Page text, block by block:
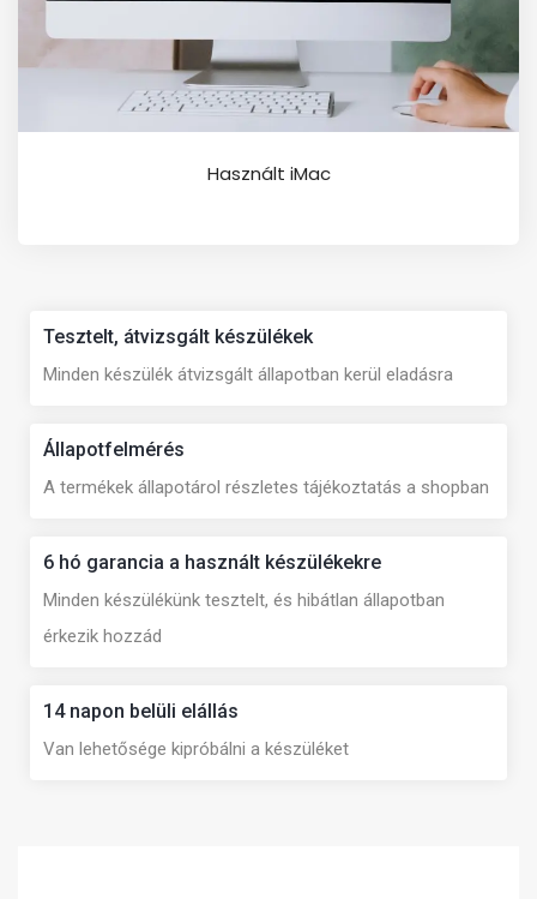
Használt iMac
Tesztelt, átvizsgált készülékek
Minden készülék átvizsgált állapotban kerül eladásra
Állapotfelmérés
A termékek állapotárol részletes tájékoztatás a shopban
6 hó garancia a használt készülékekre
Minden készülékünk tesztelt, és hibátlan állapotban
érkezik hozzád
14 napon belüli elállás
Van lehetősége kipróbálni a készüléket